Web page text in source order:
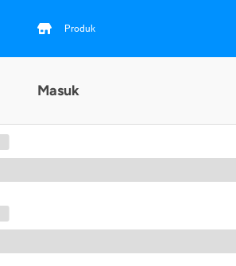
Produk
Masuk